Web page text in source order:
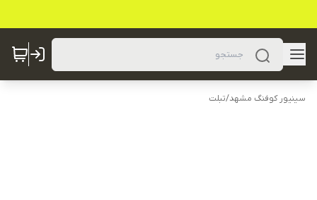
سینیور کوفنگ مشهد/تبلت